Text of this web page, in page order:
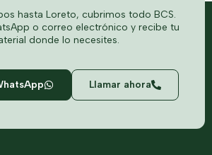
hasta Loreto, cubrimos todo BCS.
o correo electrónico y recibe tu
donde lo necesites.
Llamar ahora